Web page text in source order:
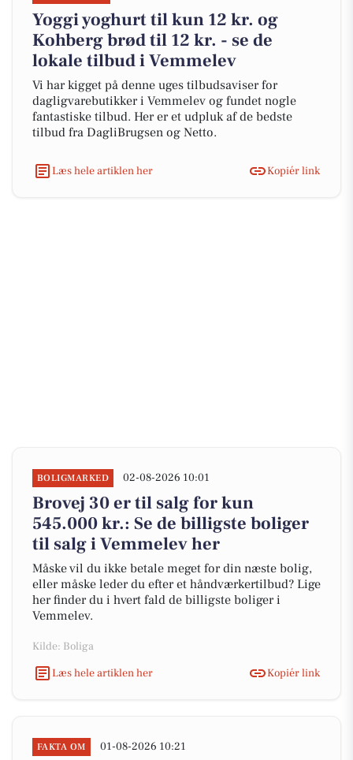
Yoggi yoghurt til kun 12 kr. og
Kohberg brød til 12 kr. - se de
lokale tilbud i Vemmelev
Vi har kigget på denne uges tilbudsaviser for
dagligvarebutikker i Vemmelev og fundet nogle
fantastiske tilbud. Her er et udpluk af de bedste
tilbud fra DagliBrugsen og Netto.
Læs hele artiklen her Kopiér link
BOLIGMARKED 02-08-2026 10:01
Brovej 30 er til salg for kun
545.000 kr.: Se de billigste boliger
til salg i Vemmelev her
Måske vil du ikke betale meget for din næste bolig,
eller måske leder du efter et håndværkertilbud? Lige
her finder du i hvert fald de billigste boliger i
Vemmelev.
Kilde: Boliga
Læs hele artiklen her
Kopiér link
FAKTA OM 01-08-2026 10:21